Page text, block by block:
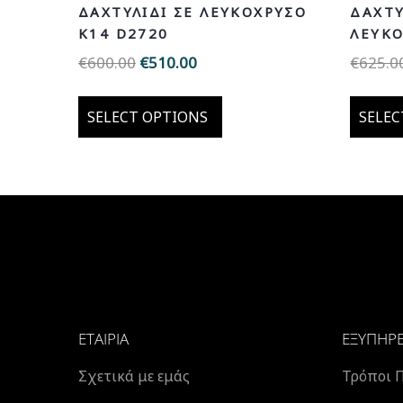
ΔΑΧΤΥΛΊΔΙ ΣΕ ΛΕΥΚΌΧΡΥΣΟ
Κ14 D2720
€600.00 Original
was:
€600.00.
€510.00
τιμή
είναι:
SELECT OPTIONS
€
ΕΤΑΙΡΊΑ
Σχετικά με εμάς
Τρόποι